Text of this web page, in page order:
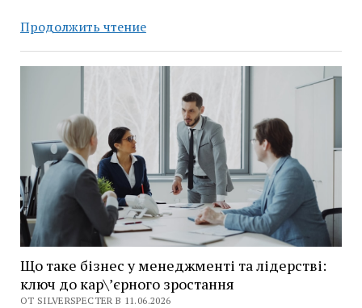
Продолжить чтениеПодключение
как
надежные
кабели
HDMI
Що таке бізнес у менеджменті та лідерстві:
ключ до кар\’єрного зростання
ОТ SILVERSPECTER В 11.06.2026